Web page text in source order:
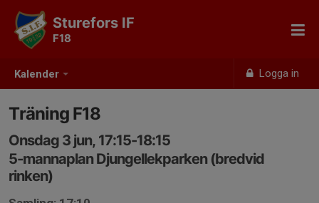
Kalender Logga in
Sturefors IF
F18
Träning F18
Onsdag 3 jun, 17:15-18:15
5-mannaplan Djungellekparken (bredvid
rinken)